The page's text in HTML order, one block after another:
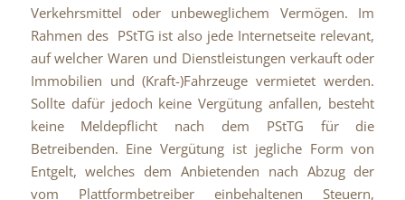
Verkehrsmittel oder unbeweglichem Vermögen. Im
Rahmen des PStTG ist also jede Internetseite relevant,
auf welcher Waren und Dienstleistungen verkauft oder
Immobilien und (Kraft-)Fahrzeuge vermietet werden.
Sollte dafür jedoch keine Vergütung anfallen, besteht
keine Meldepflicht nach dem PStTG für die
Betreibenden. Eine Vergütung ist jegliche Form von
Entgelt, welches dem Anbietenden nach Abzug der
vom Plattformbetreiber einbehaltenen Steuern,